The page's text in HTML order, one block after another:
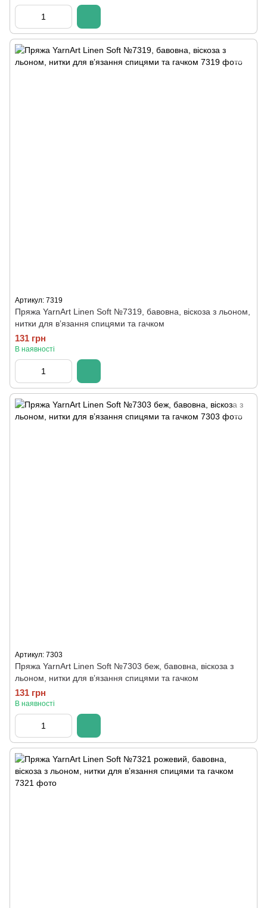
Артикул: 7319
Пряжа YarnArt Linen Soft №7319, бавовна, віскоза з льоном,
нитки для вʼязання спицями та гачком
131 грн
В наявності
Артикул: 7303
Пряжа YarnArt Linen Soft №7303 беж, бавовна, віскоза з
льоном, нитки для вʼязання спицями та гачком
131 грн
В наявності